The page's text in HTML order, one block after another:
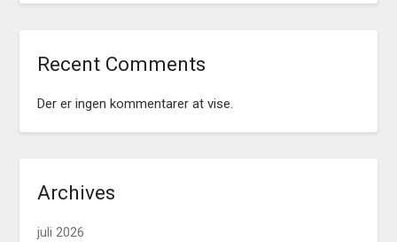
Recent Comments
Der er ingen kommentarer at vise.
Archives
juli 2026